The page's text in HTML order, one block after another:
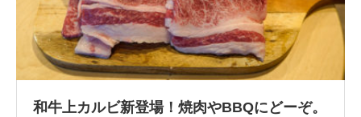
和牛上カルビ新登場！焼肉やBBQにどーぞ。